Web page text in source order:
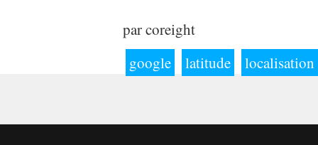
parcoreight
google
latitude localisation